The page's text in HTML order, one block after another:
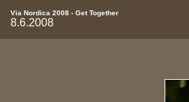
Via Nordica 2008 - Get Together
8.6.2008